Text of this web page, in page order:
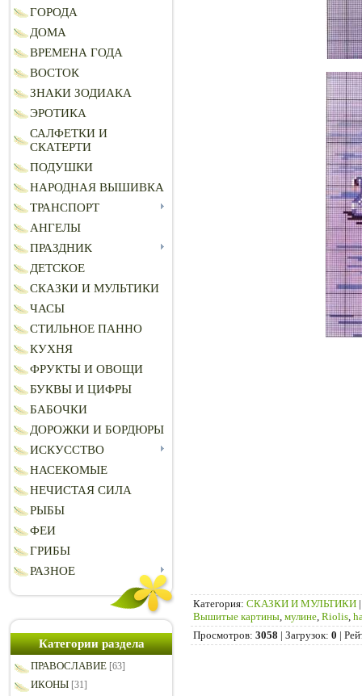
ГОРОДА
ДОМА
ВРЕМЕНА ГОДА
ВОСТОК
ЗНАКИ ЗОДИАКА
ЭРОТИКА
САЛФЕТКИ И
СКАТЕРТИ
ПОДУШКИ
НАРОДНАЯ ВЫШИВКА
ТРАНСПОРТ
АНГЕЛЫ
ПРАЗДНИК
ДЕТСКОЕ
СКАЗКИ И МУЛЬТИКИ
ЧАСЫ
СТИЛЬНОЕ ПАННО
КУХНЯ
ФРУКТЫ И ОВОЩИ
БУКВЫ И ЦИФРЫ
БАБОЧКИ
ДОРОЖКИ И БОРДЮРЫ
ИСКУССТВО
НАСЕКОМЫЕ
НЕЧИСТАЯ СИЛА
РЫБЫ
ФЕИ
ГРИБЫ
РАЗНОЕ
Категории раздела
ПРАВОСЛАВИЕ [63]
ИКОНЫ [31]
Категория: СКАЗКИ И МУЛЬТИКИ
Вышитые картины мулине Riolis
Просмотров: 3058 | Загрузок: 0 |